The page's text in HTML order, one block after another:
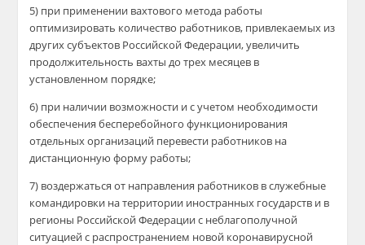
5) при применении вахтового метода работы
оптимизировать количество работников, привлекаемых из
других субъектов Российской Федерации, увеличить
продолжительность вахты до трех месяцев в
установленном порядке;
6) при наличии возможности и с учетом необходимости
обеспечения бесперебойного функционирования
отдельных организаций перевести работников на
дистанционную форму работы;
7) воздержаться от направления работников в служебные
командировки на территории иностранных государств и в
регионы Российской Федерации с неблагополучной
ситуацией с распространением новой коронавирусной